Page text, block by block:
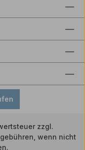
zzgl.
wenn nicht